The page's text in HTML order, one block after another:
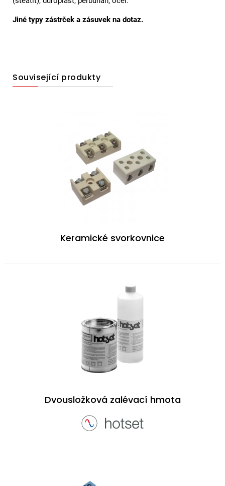
Jiné typy zástrček a zásuvek na dotaz.
Související produkty
Keramické svorkovnice
Dvousložková zalévací hmota